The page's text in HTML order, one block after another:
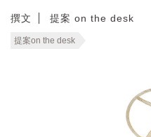
撰文 提案 on the desk
提案on the desk